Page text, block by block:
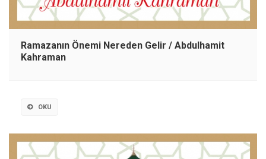
Ramazanın Önemi Nereden Gelir / Abdulhamit
Kahraman
OKU